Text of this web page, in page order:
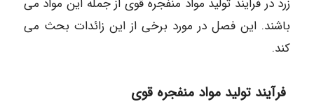
زرد در فرایند تولید مواد منفجره قوی از جمله این مواد می
باشند. این فصل در مورد برخی از این زائدات بحث می
کند.
فرآیند تولید مواد منفجره قوی